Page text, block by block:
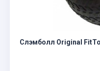
Слэмболл Original